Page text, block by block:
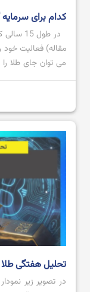
کدام برای
مقاله) فعالیت خود
می توان جای طلا
عنوان طلای
تحلیل هفتگی
در تصویر زیر